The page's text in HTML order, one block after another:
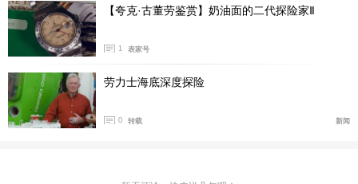
【夸克·古董劳鉴赏】奶油面的二代探险家Ⅱ
1 表家号
劳力士海底深度探险
0 转载 新闻